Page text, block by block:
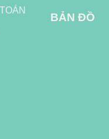
BẢN ĐỒ